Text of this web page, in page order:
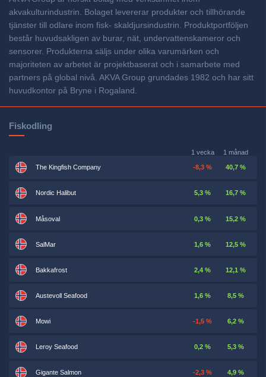
akvakulturindustrin. Bolaget levererar produkter och tillhörande
tjänster till odlare inom fisk- skaldjursindustrin. Produktportföljen
består huvudsakligen av burar, nät, undervattenskameror och
sensorer. Produkterna säljs under olika varumärken och
majoriteten av arbetet är projektbaserat och i samarbete med
partners på global nivå. AKVA Group grundades 1982 och har sitt
huvudkontor på Bryne i Rogaland.
Fiskodling
1 vecka 1 månad
The Kingfish Company -8,3 % 40,7 %
Nordic Halibut 5,3 % 16,7 %
Måsoval 0,3 % 15,2 %
SalMar 1,6 % 12,5 %
Bakkafrost 2,4 % 12,1 %
Austevoll Seafood 1,6 % 8,5 %
Mowi -1,5 % 6,2 %
Leroy Seafood 0,2 % 5,3 %
Gigante Salmon -2,3 % 4,9 %